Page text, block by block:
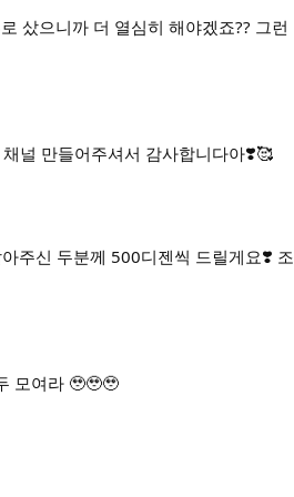
샀으니까 더 열심히 해야겠죠?? 그런
널 만들어주셔서 감사합니다아❣️🥰
주신 두분께 500디젠씩 드릴게요❣️ 조
모여라 🥹🥹🥹